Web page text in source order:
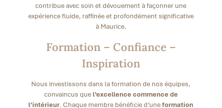
contribue avec soin et dévouement à façonner une
expérience fluide, raffinée et profondément significative
à Maurice.
Formation – Confiance –
Inspiration
Nous investissons dans la formation de nos équipes,
convaincus que l’excellence commence de
l’intérieur. Chaque membre bénéficie d’uneformation